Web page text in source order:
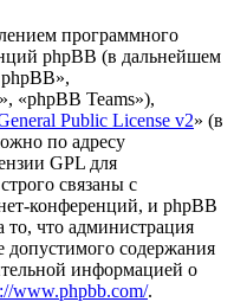
программного
phpBB (в дальнейшем
«phpBB Teams»),
Public License v2» (в
по адресу
GPL для
связаны с
конференций, и phpBB
то, что администрация
допустимого содержания
информацией о
www.phpbb.com/.